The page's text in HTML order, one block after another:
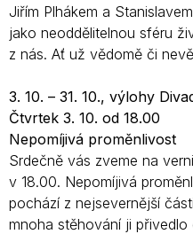
Jiřím Plhákem a
jako neoddělitelnou sféru
z nás. Ať už vědomě či
3. 10. – 31. 10., výlohy
Čtvrtek 3. 10. od 18.00
Nepomíjivá proměnlivost
Srdečně vás zveme na
v 18.00. Nepomíjivá
pochází z nejsevernější
mnoha stěhování ji